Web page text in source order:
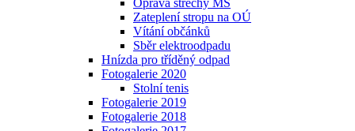
Oprava střechy MŠ
Zateplení stropu na OÚ
Vítání občánků
Sběr elektroodpadu
Hnízda pro tříděný odpad
Fotogalerie 2020
Stolní tenis
Fotogalerie 2019
Fotogalerie 2018